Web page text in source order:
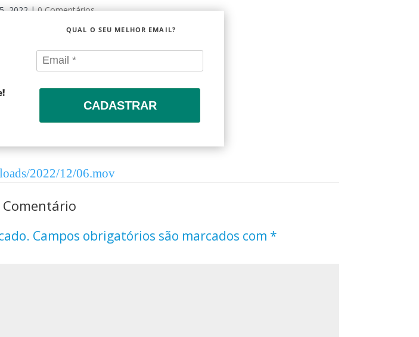
2022|0 Comentários
QUAL O SEU MELHOR EMAIL?
CADASTRAR
2022/12/06.mov
Comentário
Campos obrigatórios são marcados com *